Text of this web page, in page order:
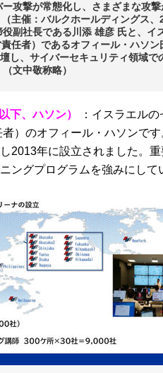
攻撃が常態化し、さまざまな攻
催：バルクホールディングス、
副社長である川添 雄彦 氏と、イ
任者）であるオフィール・ハソン
し、サイバーセキュリティ領域で
文中敬称略）
下、ハソン）
：イスラエル
）のオフィール・ハソンで
2013年に設立されました。
ングプログラムを強みにして